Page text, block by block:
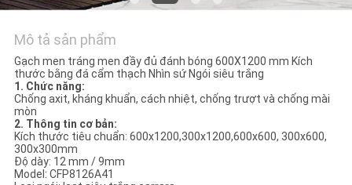
SƠ
ĐỒ
TRANG
WEB
CHÍNH
SÁCH
Mô tả sản phẩm
Gạch men tráng men đầy đủ đánh bóng 600X1200 mm Kích
thước bằng đá cẩm thạch Nhìn sứ Ngói siêu trắng
1. Chức năng:
Chống axit, kháng khuẩn, cách nhiệt, chống trượt và chống mài
mòn
2. Thông tin cơ bản:
Kích thước tiêu chuẩn: 600x1200,300x1200,600x600, 300x600,
300x300mm
Độ dày: 12 mm / 9mm
Model: CFP8126A41